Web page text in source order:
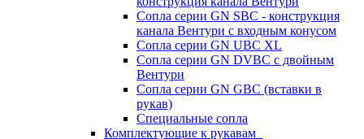
Сопла серии GN SBC - конструкция
канала Вентури c входным конусом
Сопла серии GN UBC XL
Сопла серии GN DVBC с двойным
Вентури
Сопла серии GN GBC (вставки в
рукав)
Специальные сопла
Комплектующие к рукавам